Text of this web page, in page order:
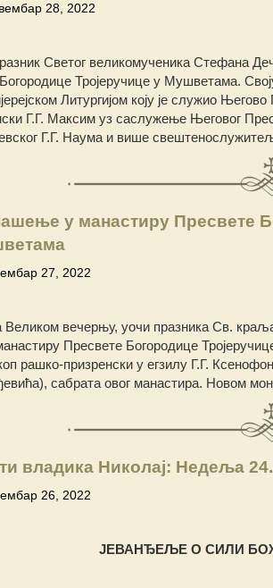
28, 2022
разник Светог великомученика Стефана
Богородице Тројеручице у Мушветама.
Литургијом коју је служио
Г.Г. Максим уз саслужење Његовог
Г.Г. Наума и више
у манастиру Пресвете
27, 2022
Великом вечерњу, уочи празника Св.
Пресвете Богородице
рашко-призренски у егзилу Г.Г.
сабрата овог манастира. Новом
владика Николај: Недеља
26, 2022
ЈЕВАНЂЕЉЕ О СИЛИ